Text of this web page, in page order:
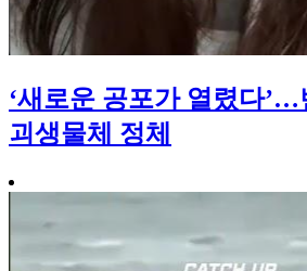
‘새로운 공포가 열렸다
괴생물체 정체